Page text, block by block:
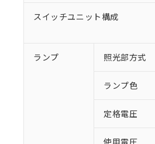
スイッチユニット構成
ランプ 照光部方式
ランプ色
定格電圧
使用電圧